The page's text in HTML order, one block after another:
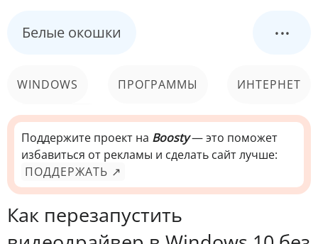
Белые окошки ...
WINDOWS ПРОГРАММЫ ИНТЕРНЕТ
КОМПЬЮТЕР
СИСТЕМА
Поддержите проект на Boosty— это поможет
избавиться от рекламы и сделать сайт лучше:
ПОДДЕРЖАТЬ ↗
Как перезапустить